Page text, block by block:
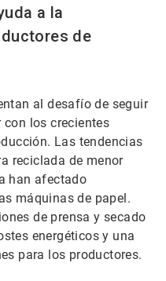
a la
de
al desafío de seguir
los crecientes
Las tendencias
reciclada de menor
han afectado
máquinas de papel.
de prensa y secado
energéticos y una
para los productores.